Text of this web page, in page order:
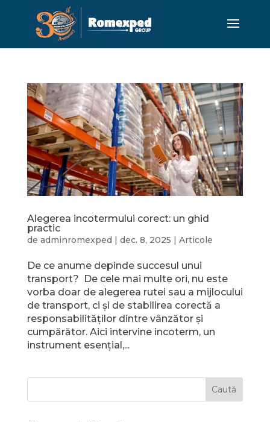
Alegerea incotermului corect: un ghid
practic
de adminromexped dec. 8, 2025 Articole
De ce anume depinde succesul unui
transport? De cele mai multe ori, nu este
vorba doar de alegerea rutei sau a mijlocului
de transport, ci și de stabilirea corectă a
responsabilităților dintre vânzător și
cumpărător. Aici intervine incoterm, un
instrument esențial,...
Caută